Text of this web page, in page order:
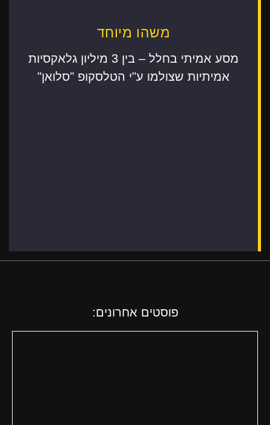
משהו מיוחד
מסע אמיתי בחלל – בין 3 מיליון גלאקסיות
אמיתיות שצולמו ע"י הטלסקופ "סלואן"
פוסטים אחרונים: